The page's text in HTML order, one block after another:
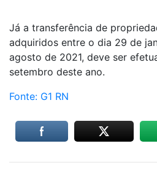
Já a transferência de
adquiridos entre o dia 29 de
agosto de 2021, deve ser
setembro deste ano.
Fonte: G1 RN